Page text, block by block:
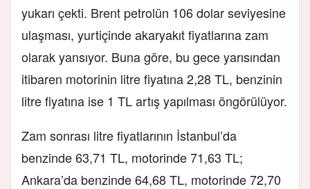
yukarı çekti. Brent petrolün 106 dolar seviyesine
ulaşması, yurtiçinde akaryakıt fiyatlarına zam
olarak yansıyor. Buna göre, bu gece yarısından
itibaren motorinin litre fiyatına 2,28 TL, benzinin
litre fiyatına ise 1 TL artış yapılması öngörülüyor.
Zam sonrası litre fiyatlarının İstanbul’da
benzinde 63,71 TL, motorinde 71,63 TL;
Ankara’da benzinde 64,68 TL, motorinde 72,70